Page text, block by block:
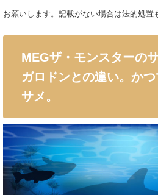
お願いします。記載がない場合は法的処置
MEGザ・モンスターの
ガロドンとの違い。か
サメ。